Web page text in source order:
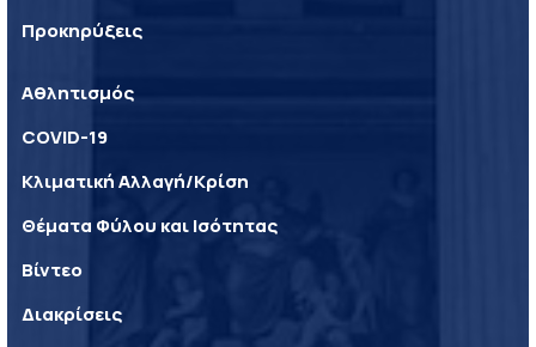
Προκηρύξεις
Αθλητισμός
COVID-19
Κλιματική Αλλαγή/Κρίση
Θέματα Φύλου και Ισότητας
Βίντεο
Διακρίσεις